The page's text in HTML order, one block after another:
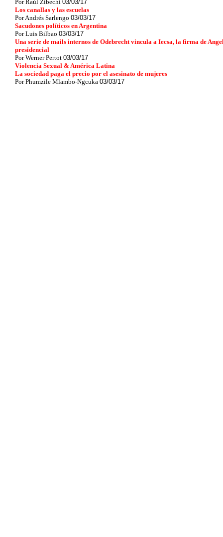
Por Raúl Zibechi 03/03/17
Los canallas y las escuelas
Por Andrés Sarlengo 03/03/17
Sacudones políticos en Argentina
Por Luis Bilbao 03/03/17
Una serie de mails internos de Odebrecht vincula a Iecsa, la firma de
presidencial
Por Werner Pertot 03/03/17
Violencia Sexual & América Latina
La sociedad paga el precio por el asesinato de mujeres
Por Phumzile Mlambo-Ngcuka 03/03/17